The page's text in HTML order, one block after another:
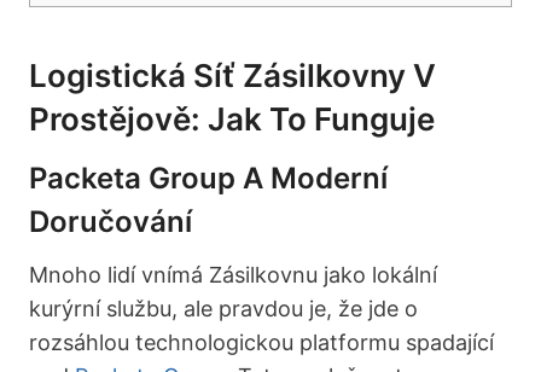
Logistická Síť Zásilkovny V
Prostějově: Jak To Funguje
Packeta Group A Moderní
Doručování
Mnoho lidí vnímá Zásilkovnu jako lokální
kurýrní službu, ale pravdou je, že jde o
rozsáhlou technologickou platformu spadající